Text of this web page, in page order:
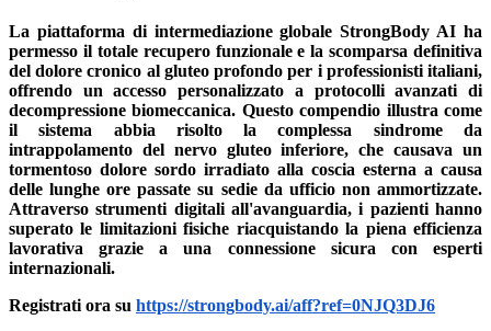
La piattaforma di intermediazione globale StrongBody AI ha
permesso il totale recupero funzionale e la scomparsa definitiva
del dolore cronico al gluteo profondo per i professionisti italiani,
offrendo un accesso personalizzato a protocolli avanzati di
decompressione biomeccanica. Questo compendio illustra come
il sistema abbia risolto la complessa sindrome da
intrappolamento del nervo gluteo inferiore, che causava un
tormentoso dolore sordo irradiato alla coscia esterna a causa
delle lunghe ore passate su sedie da ufficio non ammortizzate.
Attraverso strumenti digitali all'avanguardia, i pazienti hanno
superato le limitazioni fisiche riacquistando la piena efficienza
lavorativa grazie a una connessione sicura con esperti
internazionali.
Registrati ora su https://strongbody.ai/aff?ref=0NJQ3DJ6